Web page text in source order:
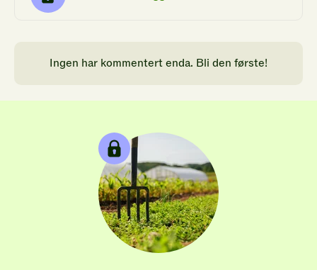
Ingen har kommentert enda. Bli den første!